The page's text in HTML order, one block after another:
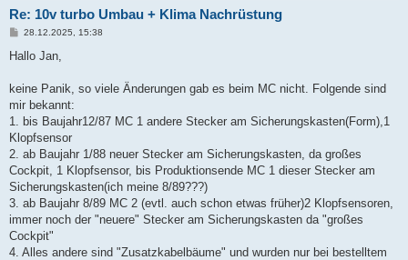
Re: 10v turbo Umbau + Klima Nachrüstung
B
i
a
28.12.2025, 15:38
Hallo Jan,
keine Panik, so viele Änderungen gab es beim MC nicht. Folgende sind
mir bekannt:
1. bis Baujahr12/87 MC 1 andere Stecker am Sicherungskasten(Form),1
Klopfsensor
2. ab Baujahr 1/88 neuer Stecker am Sicherungskasten, da großes
Cockpit, 1 Klopfsensor, bis Produktionsende MC 1 dieser Stecker am
Sicherungskasten(ich meine 8/89???)
3. ab Baujahr 8/89 MC 2 (evtl. auch schon etwas früher)2 Klopfsensoren,
immer noch der "neuere" Stecker am Sicherungskasten da "großes
Cockpit"
4. Alles andere sind "Zusatzkabelbäume" und wurden nur bei bestelltem